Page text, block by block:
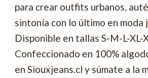
para crear outfits urbanos,
sintonía con lo último en moda
Disponible en tallas S-M-L-XL-
Confeccionado en 100%
en Siouxjeans.cl y súmate a la